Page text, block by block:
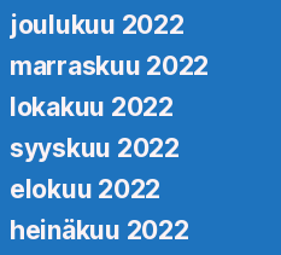
joulukuu 2022
marraskuu 2022
lokakuu 2022
syyskuu 2022
elokuu 2022
heinäkuu 2022